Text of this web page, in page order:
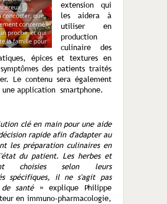
extension qui
les aidera à
utiliser en
production
culinaire des
épices et textures en
des patients traités
Le contenu sera également
une application smartphone.
clé en main pour une aide
rapide afin d'adapter au
les préparation culinaires en
du patient. Les herbes et
choisies selon leurs
spécifiques, il ne s'agit pas
de santé » explique Philippe
en immuno-pharmacologie,